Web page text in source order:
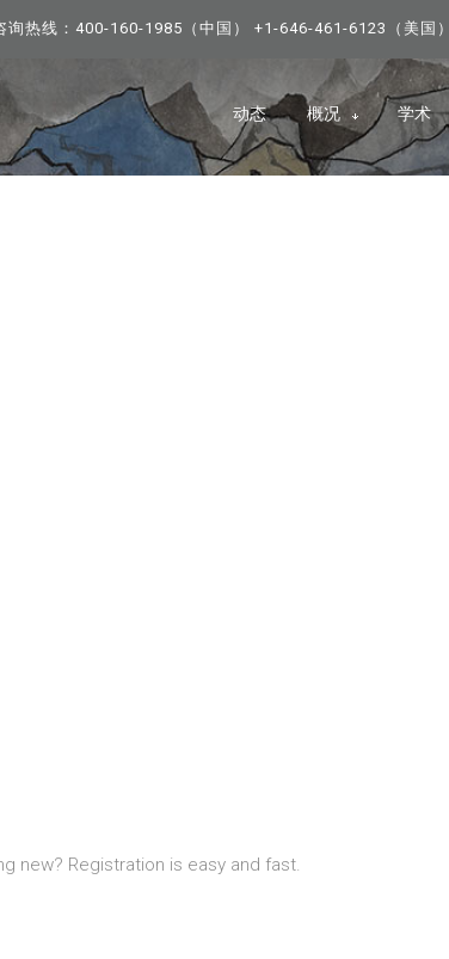
询热线：400-160-1985（中国） +1-646-461-6123（美国
动态 概况 学术
new? Registration is easy and fast.